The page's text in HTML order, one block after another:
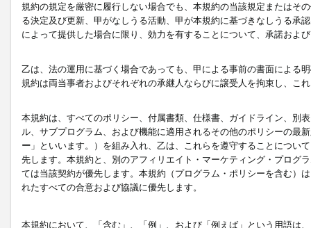
規約の規定を厳密に履行しない場合でも、本規約の当該規定またはそ
る決定及び更新、甲がなしうる活動、甲が本規約に基づきなしうる承
によって提供した場合に限り、効力を有することについて、承諾およ
乙は、法の運用に基づく場合であっても、甲による事前の書面による
規約は両当事者およびそれぞれの承継人ならびに譲受人を拘束し、こ
本規約は、すべてのポリシー、付属書類、仕様書、ガイドライン、別
ル、サブプログラム、および機能に適用されるその他のポリシーの最
ー 」といいます。）を組み入れ、乙は、これらを遵守することにつ
先します。本規約と、別のアフィリエイト・マーケティング・プログ
ては当該契約が優先します。本規約（プログラム・ポリシーを含む）
れたすべての合意および協議に優先します。
本規約において、「含む」、「例」、および「例えば」という用語は